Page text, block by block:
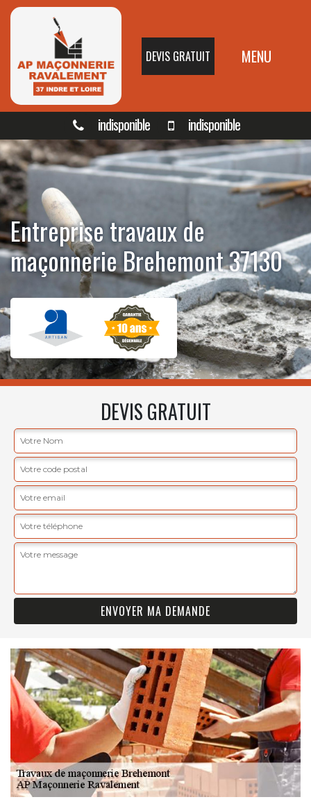
DEVIS GRATUIT MENU
indisponible indisponible
Entreprise travaux de
maçonnerie Brehemont 37130
DEVIS GRATUIT